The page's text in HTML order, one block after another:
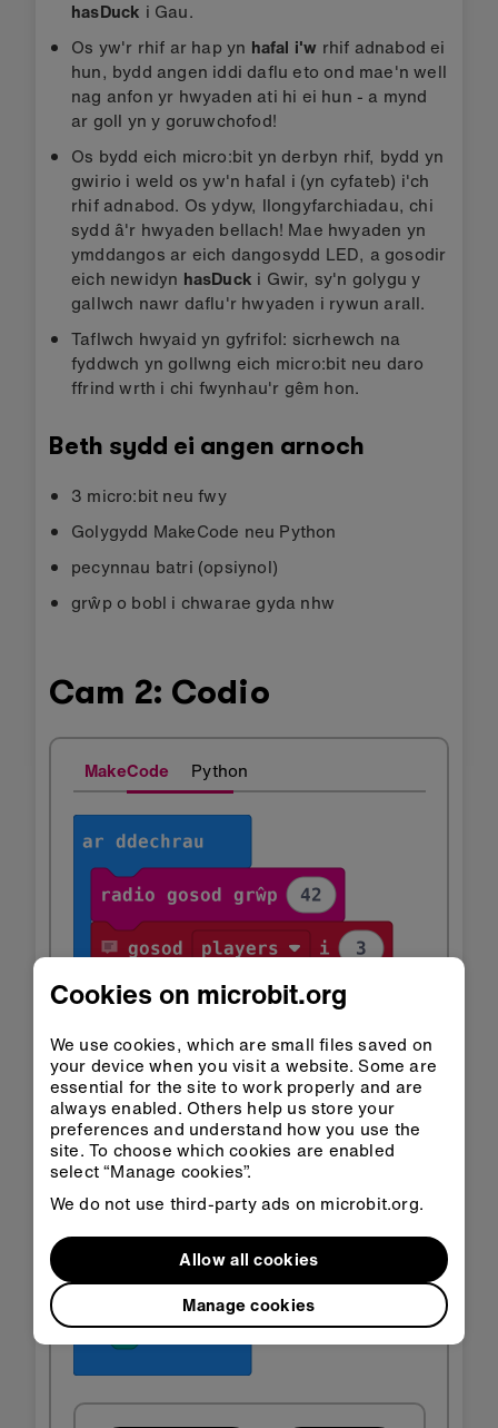
hasDuck i Gau.
Os yw'r rhif ar hap yn hafal i'w rhif adnabod ei
hun, bydd angen iddi daflu eto ond mae'n well
nag anfon yr hwyaden ati hi ei hun - a mynd
ar goll yn y goruwchofod!
Os bydd eich micro:bit yn derbyn rhif, bydd yn
gwirio i weld os yw'n hafal i (yn cyfateb) i'ch
rhif adnabod. Os ydyw, llongyfarchiadau, chi
sydd â'r hwyaden bellach! Mae hwyaden yn
ymddangos ar eich dangosydd LED, a gosodir
eich newidyn hasDuck i Gwir, sy'n golygu y
gallwch nawr daflu'r hwyaden i rywun arall.
Taflwch hwyaid yn gyfrifol: sicrhewch na
fyddwch yn gollwng eich micro:bit neu daro
ffrind wrth i chi fwynhau'r gêm hon.
Beth sydd ei angen arnoch
3 micro:bit neu fwy
Golygydd MakeCode neu Python
pecynnau batri (opsiynol)
grŵp o bobl i chwarae gyda nhw
Cam 2: Codio
MakeCode Python
Cookies on microbit.org
We use cookies, which are small files saved on
your device when you visit a website. Some are
essential for the site to work properly and are
always enabled. Others help us store your
preferences and understand how you use the
site. To choose which cookies are enabled
select “Manage cookies”.
We do not use third-party ads on microbit.org.
Manage cookies
Allow all cookies